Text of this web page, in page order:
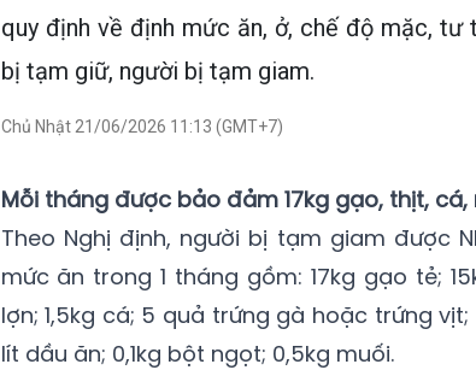
quy định về định mức ăn, ở, chế độ mặc,
bị tạm giữ, người bị tạm giam.
Chủ Nhật 21/06/2026 11:13 (GMT+7)
Mỗi tháng được bảo đảm 17kg gạo, thịt, cá,
Theo Nghị định, người bị tạm giam được
mức ăn trong 1 tháng gồm: 17kg gạo tẻ;
lợn; 1,5kg cá; 5 quả trứng gà hoặc trứng
lít dầu ăn; 0,1kg bột ngọt; 0,5kg muối.